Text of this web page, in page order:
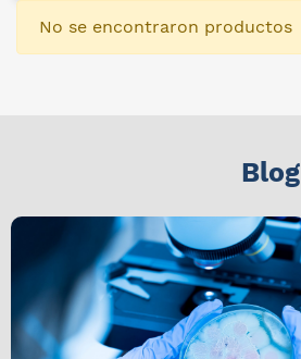
No se encontraron productos
Blog